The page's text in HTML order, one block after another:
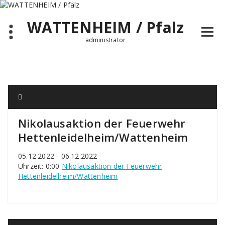
Zum
springenWATTENHEIM / Pfalz
administrator
Nikolausaktion der Feuerwehr
Hettenleidelheim/Wattenheim
05.12.2022 - 06.12.2022
Uhrzeit: 0:00 Nikolausaktion der Feuerwehr
Hettenleidelheim/Wattenheim